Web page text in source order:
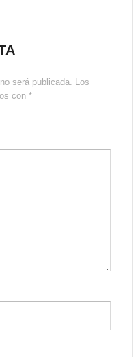
será publicada. Los
con *